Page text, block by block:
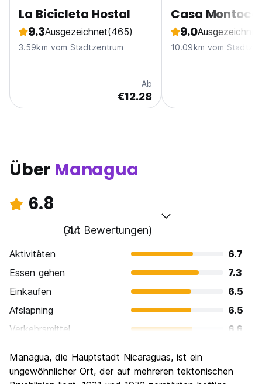
La Bicicleta Hostal
9.3Ausgezeichnet(465)
3.59km vom Stadtzentrum
Ab
€12.28
Casa Montoco
9.0Ausgezeichnet
10.09km vom
Über Managua
6.8
Gut
(44 Bewertungen)
Aktivitäten
6.7
Essen gehen
7.3
Einkaufen
6.5
Afslapning
6.5
Verkehrsmittel
6.6
Kultur
7.0
Managua, die Hauptstadt Nicaraguas, ist ein
ungewöhnlicher Ort, der auf mehreren tektonischen